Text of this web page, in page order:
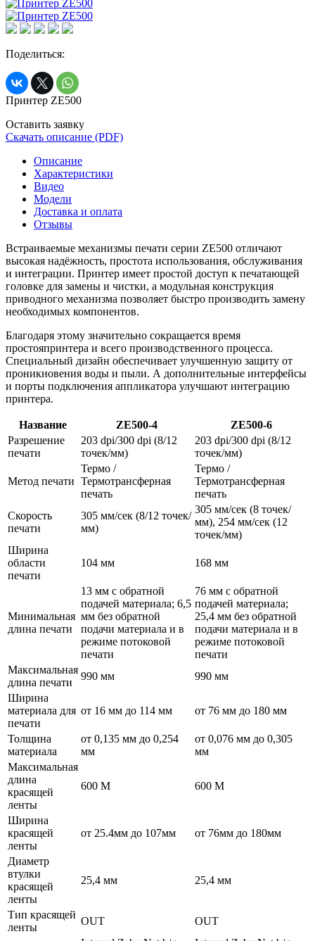
Поделиться:
Принтер ZE500
Оставить заявку
Скачать описание (PDF)
Описание
Характеристики
Видео
Модели
Доставка и оплата
Отзывы
Встраиваемые механизмы печати серии ZE500 отличают
высокая надёжность, простота использования, обслуживания
и интеграции. Принтер имеет простой доступ к печатающей
головке для замены и чистки, а модульная конструкция
приводного механизма позволяет быстро производить замену
необходимых компонентов.
Благодаря этому значительно сокращается время
простояпринтера и всего производственного процесса.
Специальный дизайн обеспечивает улучшенную защиту от
проникновения воды и пыли. А дополнительные интерфейсы
и порты подключения аппликатора улучшают интеграцию
принтера.
Название ZE500-4
ZE500-6
Разрешение
печати
203 dpi/300 dpi (8/12
точек/мм)
203 dpi/300 dpi (8/12
точек/мм)
Метод печати
Термо /
Термотрансферная
печать
Термо /
Термотрансферная
печать
Скорость
печати
305 мм/сек (8/12 точек/
мм)
305 мм/сек (8 точек/
мм), 254 мм/сек (12
точек/мм)
Ширина
области
печати
104 мм 168 мм
Минимальная
длина печати
13 мм с обратной
подачей материала; 6,5
мм без обратной
подачи материала и в
режиме потоковой
печати
76 мм с обратной
подачей материала;
25,4 мм без обратной
подачи материала и в
режиме потоковой
печати
Максимальная
длина печати
990 мм
990 мм
Ширина
материала для
печати
от 16 мм до 114 мм от 76 мм до 180 мм
Толщина
материала
от 0,135 мм до 0,254
мм
от 0,076 мм до 0,305
мм
Максимальная
длина
красящей
ленты
600 М 600 М
Ширина
красящей
ленты
от 25.4мм до 107мм от 76мм до 180мм
Диаметр
втулки
красящей
ленты
25,4 мм 25,4 мм
Тип красящей
ленты
OUT OUT